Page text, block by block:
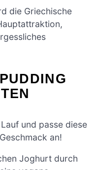
die Griechische
und passe diese
an!
Joghurt durch